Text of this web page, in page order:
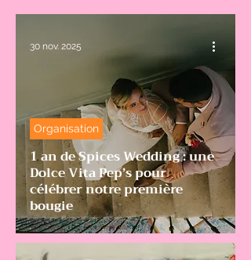
1 an de Spices Wedding : une
Dolce Vita Pep’s pour
célébrer notre première
bougie
Organisation
30 nov. 2025